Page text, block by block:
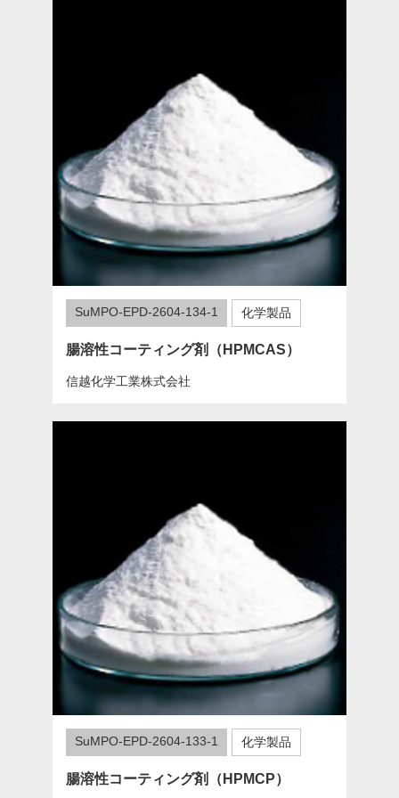
SuMPO-EPD-2604-134-1 化学製品
腸溶性コーティング剤（HPMCAS）
信越化学工業株式会社
SuMPO-EPD-2604-133-1 化学製品
腸溶性コーティング剤（HPMCP）